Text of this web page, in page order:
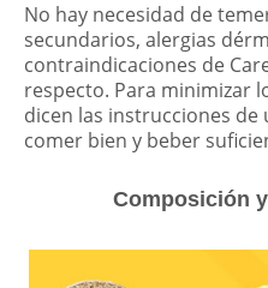
No hay necesidad de
secundarios, alergias
contraindicaciones de
respecto. Para minimizar
dicen las instrucciones de
comer bien y beber
Composición